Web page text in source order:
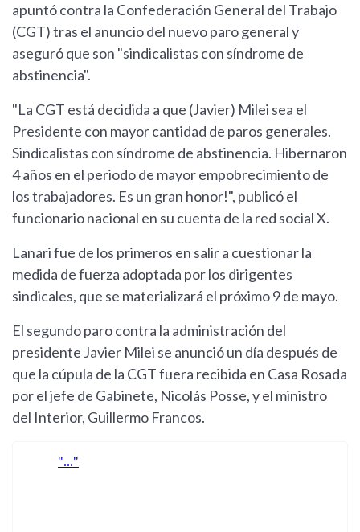
apuntó contra la Confederación General del Trabajo
(CGT) tras el anuncio del nuevo paro general y
aseguró que son "sindicalistas con síndrome de
abstinencia".
"La CGT está decidida a que (Javier) Milei sea el
Presidente con mayor cantidad de paros generales.
Sindicalistas con síndrome de abstinencia. Hibernaron
4 años en el periodo de mayor empobrecimiento de
los trabajadores. Es un gran honor!", publicó el
funcionario nacional en su cuenta de la red social X.
Lanari fue de los primeros en salir a cuestionar la
medida de fuerza adoptada por los dirigentes
sindicales, que se materializará el próximo 9 de mayo.
El segundo paro contra la administración del
presidente Javier Milei se anunció un día después de
que la cúpula de la CGT fuera recibida en Casa Rosada
por el jefe de Gabinete, Nicolás Posse, y el ministro
del Interior, Guillermo Francos.